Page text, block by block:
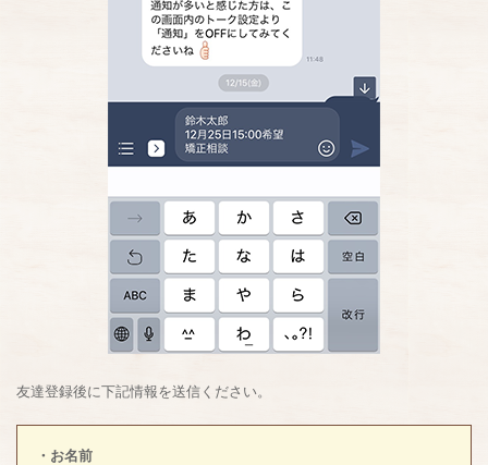
友達登録後に下記情報を送信ください。
・お名前